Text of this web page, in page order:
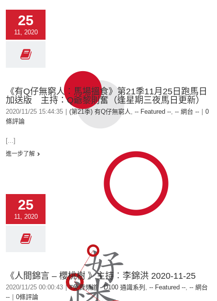
25
11, 2020
《有Q仔無窮人︰馬場搵食》第21季11月25日跑馬日
加送版 主持：Q爺黎則奮（逢星期三夜馬日更新）
2020/11/25 15:44:35 (第21季) 有Q仔無窮人, -- Featured --, -- 網台 --
0
條評論
[...]
進一步了解
25
11, 2020
《人間錦言 – 櫻桃樹 》主持︰李錦洪 2020-11-25
2020/11/25 00:00:43 | #免費頻道 - D100 通識系列 , -- Featured --, -- 網台
--
0條評論